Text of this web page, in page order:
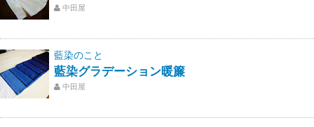
中田屋
藍染のこと
藍染グラデーション暖簾
中田屋